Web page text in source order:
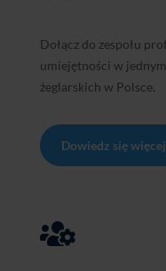
Dołącz do zespołu
umiejętności w
żeglarskich w Polsce.
Dowiedz się więcej
